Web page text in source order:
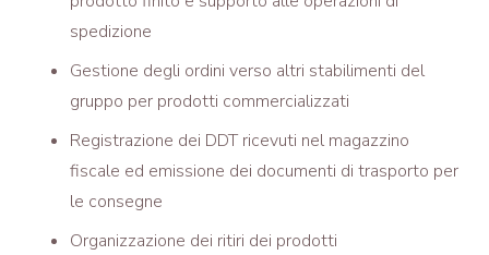
spedizione
Gestione degli ordini verso altri stabilimenti del
gruppo per prodotti commercializzati
Registrazione dei DDT ricevuti nel magazzino
fiscale ed emissione dei documenti di trasporto per
le consegne
Organizzazione dei ritiri dei prodotti